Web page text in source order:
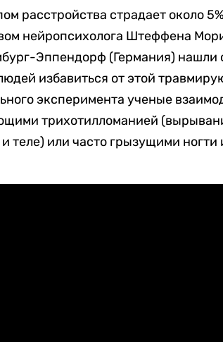
расстройства страдает около
нейропсихолога Штеффена
Эппендорф (Германия) нашли
избавиться от этой
эксперимента ученые
трихотилломанией
теле) или часто грызущими ногти